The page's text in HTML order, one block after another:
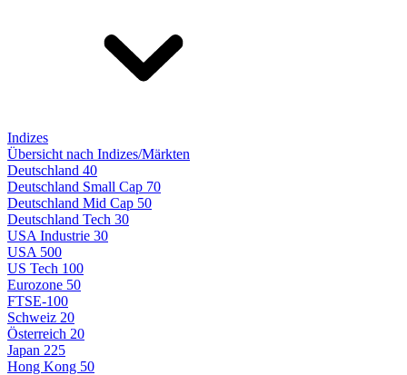
Indizes
Übersicht nach Indizes/Märkten
Deutschland 40
Deutschland Small Cap 70
Deutschland Mid Cap 50
Deutschland Tech 30
USA Industrie 30
USA 500
US Tech 100
Eurozone 50
FTSE-100
Schweiz 20
Österreich 20
Japan 225
Hong Kong 50